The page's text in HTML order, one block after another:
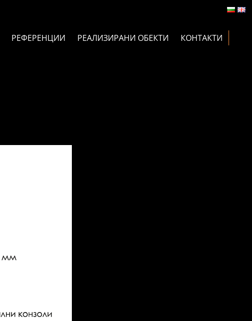
РЕФЕРЕНЦИИ РЕАЛИЗИРАНИ ОБЕКТИ КОНТАКТИ